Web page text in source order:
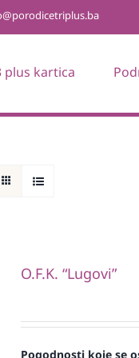
plus kartica
O.F.K. “Lugovi”
Pogodnosti koje se